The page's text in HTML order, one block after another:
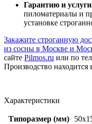
Гарантию и
пиломатериалы и
установке
Закажите строганную
из сосны в Москве и
сайте Pilmos.ru или по
Производство находится
Характеристики
Типоразмер (мм)